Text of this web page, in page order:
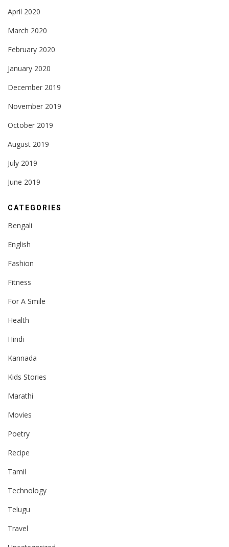
April 2020
March 2020
February 2020
January 2020
December 2019
November 2019
October 2019
August 2019
July 2019
June 2019
CATEGORIES
Bengali
English
Fashion
Fitness
For A Smile
Health
Hindi
Kannada
Kids Stories
Marathi
Movies
Poetry
Recipe
Tamil
Technology
Telugu
Travel